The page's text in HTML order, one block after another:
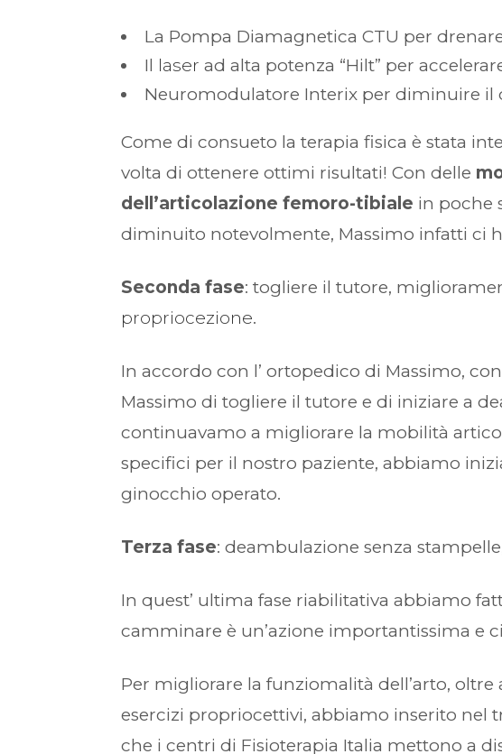
La Pompa Diamagnetica CTU per
Il laser ad alta potenza “Hilt” per
Neuromodulatore Interix per diminuire il
Come di consueto la terapia fisica è stata
volta di ottenere ottimi risultati! Con delle
dell’articolazione femoro-tibiale in poche
diminuito notevolmente, Massimo infatti ci
Seconda fase: togliere il tutore,
propriocezione.
In accordo con l’ ortopedico di Massimo,
Massimo di togliere il tutore e di iniziare a
continuavamo a migliorare la mobilità
specifici per il nostro paziente, abbiamo
ginocchio operato.
Terza fase: deambulazione senza
In quest’ ultima fase riabilitativa abbiamo
camminare è un’azione importantissima e
Per migliorare la funziomalità dell’arto,
esercizi propriocettivi, abbiamo inserito nel
che i centri di Fisioterapia Italia mettono a